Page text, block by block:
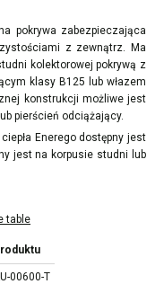
zabezpieczająca
z zewnątrz. Ma
kolektorowej pokrywą z
klasy B125 lub włazem
konstrukcji możliwe jest
pierścień odciążający.
Enerego dostępny jest
jest na korpusie studni lub
00600-T